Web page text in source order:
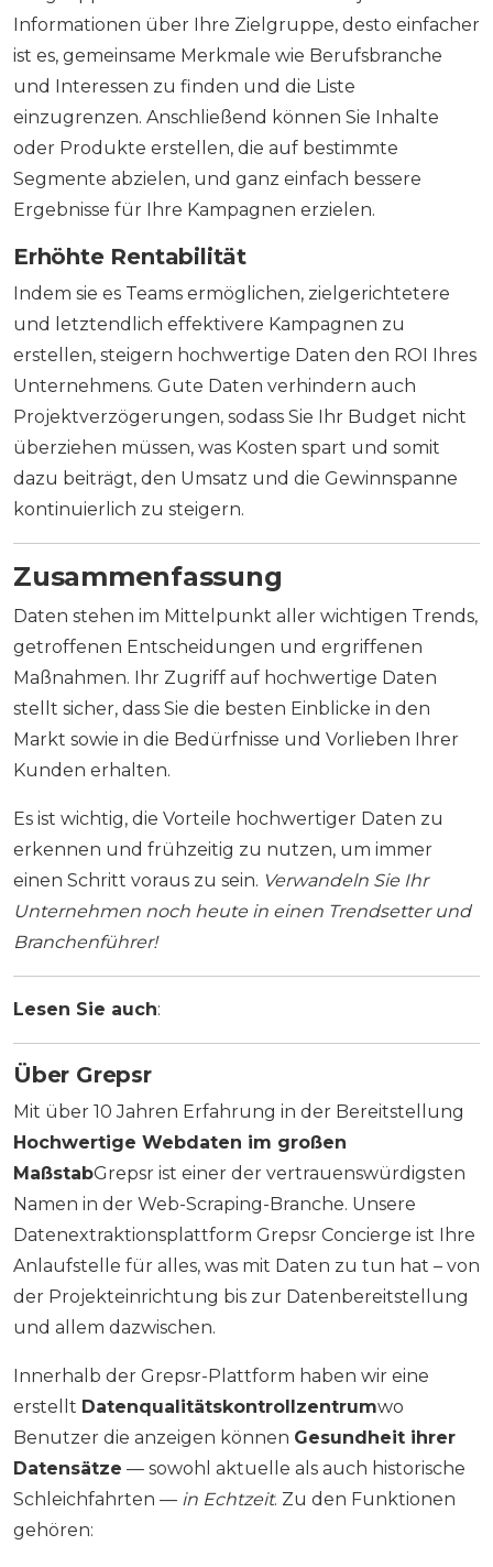
Informationen über Ihre Zielgruppe, desto einfacher
ist es, gemeinsame Merkmale wie Berufsbranche
und Interessen zu finden und die Liste
einzugrenzen. Anschließend können Sie Inhalte
oder Produkte erstellen, die auf bestimmte
Segmente abzielen, und ganz einfach bessere
Ergebnisse für Ihre Kampagnen erzielen.
Erhöhte Rentabilität
Indem sie es Teams ermöglichen, zielgerichtetere
und letztendlich effektivere Kampagnen zu
erstellen, steigern hochwertige Daten den ROI Ihres
Unternehmens. Gute Daten verhindern auch
Projektverzögerungen, sodass Sie Ihr Budget nicht
überziehen müssen, was Kosten spart und somit
dazu beiträgt, den Umsatz und die Gewinnspanne
kontinuierlich zu steigern.
Zusammenfassung
Daten stehen im Mittelpunkt aller wichtigen Trends,
getroffenen Entscheidungen und ergriffenen
Maßnahmen. Ihr Zugriff auf hochwertige Daten
stellt sicher, dass Sie die besten Einblicke in den
Markt sowie in die Bedürfnisse und Vorlieben Ihrer
Kunden erhalten.
Es ist wichtig, die Vorteile hochwertiger Daten zu
erkennen und frühzeitig zu nutzen, um immer
einen Schritt voraus zu sein. Verwandeln Sie Ihr
Unternehmen noch heute in einen Trendsetter und
Branchenführer!
Lesen Sie auch:
Über Grepsr
Mit über 10 Jahren Erfahrung in der Bereitstellung
Hochwertige Webdaten im großen
MaßstabGrepsr ist einer der vertrauenswürdigsten
Namen in der Web-Scraping-Branche. Unsere
Datenextraktionsplattform Grepsr Concierge ist Ihre
Anlaufstelle für alles, was mit Daten zu tun hat – von
der Projekteinrichtung bis zur Datenbereitstellung
und allem dazwischen.
Innerhalb der Grepsr-Plattform haben wir eine
erstellt Datenqualitätskontrollzentrumwo
Benutzer die anzeigen können Gesundheit ihrer
Datensätze — sowohl aktuelle als auch historische
Schleichfahrten — in Echtzeit. Zu den Funktionen
gehören: